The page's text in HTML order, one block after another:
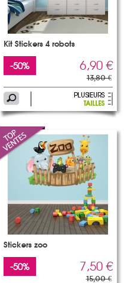
Kit Stickers 4 robots
-50% 6,90 €
13,80 €
Stickers zoo
-50% 7,50 €
15,00 €